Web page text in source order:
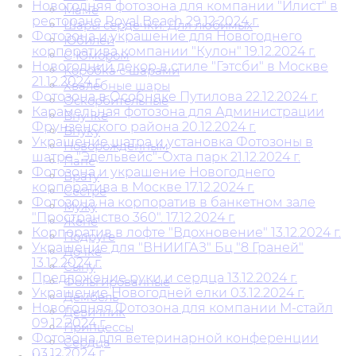
Маме
Шары сердечки. Для любимых
Юбилей
С Юмором
Коробка с шарами
Хвалебные шары
Оскорбительные
Внучке
Внуку
Новорожденным
Папе
Брату
Сестре
Мужу
Жене
Подруге
Дочке
Сыну
Фольгированные
Дембель
Девичник
Принцессы
Сердца
Новогодняя фотозона для компании "Илист" в
ресторане Royal Beach 29.12.2024 г.
Фотозона и украшение для Новогоднего
корпоратива компании "Кулон" 19.12.2024 г.
Новогодний декор в стиле "Гэтсби" в Москве
21.12.2024 г.
Фотозона в Особняке Путилова 22.12.2024 г.
Карамельная фотозона для Администрации
Фрунзенского района 20.12.2024 г.
Украшение шатра и установка Фотозоны в
шатре "Эдельвейс"-Охта парк 21.12.2024 г.
Фотозона и украшение Новогоднего
корпоратива в Москве 17.12.2024 г.
Фотозона на корпоратив в банкетном зале
"Пространство 360". 17.12.2024 г.
Корпоратив в лофте "Вдохновение" 13.12.2024 г.
Украшение для "ВНИИГАЗ" Бц "8 Граней"
13.12.2024 г.
Предложение руки и сердца 13.12.2024 г.
Украшение Новогодней елки 03.12.2024 г.
Новогодняя Фотозона для компании М-стайл
09.12.2024 г.
Фотозона для ветеринарной конференции